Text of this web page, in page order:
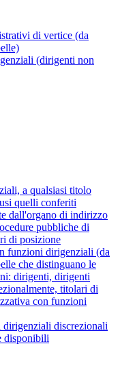
di vertice (da
(dirigenti non
a qualsiasi titolo
quelli conferiti
dall'organo di indirizzo
pubbliche di
di posizione
funzioni dirigenziali (da
che distinguano le
dirigenti, dirigenti
titolari di
con funzioni
discrezionali
disponibili